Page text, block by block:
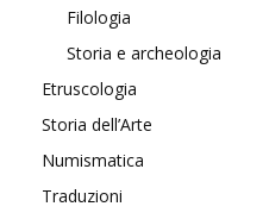
Filologia
Storia e archeologia
Etruscologia
Storia dell’Arte
Numismatica
Traduzioni